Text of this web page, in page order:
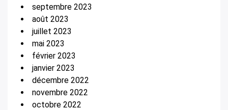
septembre 2023
août 2023
juillet 2023
mai 2023
février 2023
janvier 2023
décembre 2022
novembre 2022
octobre 2022